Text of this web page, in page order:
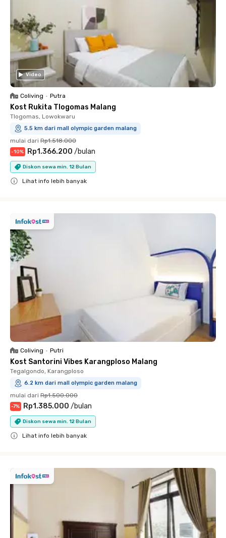
Video
Coliving • Putra
Kost Rukita Tlogomas Malang
Tlogomas, Lowokwaru
5.5 km dari mall olympic garden malang
mulai dari Rp1.518.000
-10% Rp1.366.200 /bulan
Diskon sewa min. 12 Bulan
Lihat info lebih banyak
Coliving • Putri
Kost Santorini Vibes Karangploso Malang
Tegalgondo, Karangploso
6.2 km dari mall olympic garden malang
mulai dari Rp1.500.000
-7% Rp1.385.000 /bulan
Diskon sewa min. 12 Bulan
Lihat info lebih banyak